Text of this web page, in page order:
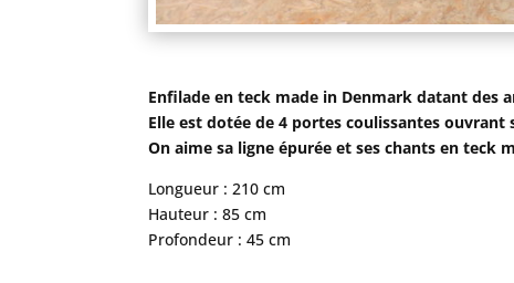
Enfilade en teck made in Denmark datant des
Elle est dotée de 4 portes coulissantes
On aime sa ligne épurée et ses chants en teck
Longueur : 210 cm
Hauteur : 85 cm
Profondeur : 45 cm